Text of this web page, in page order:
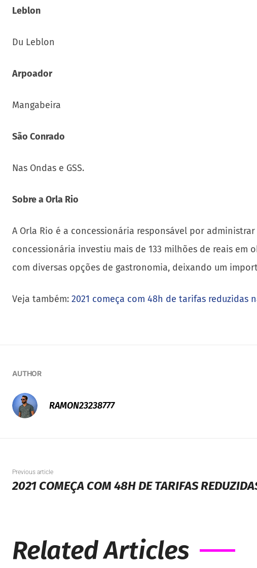
Leblon
Du Leblon
Arpoador
Mangabeira
São Conrado
Nas Ondas e GSS.
Sobre a Orla Rio
A Orla Rio é a concessionária responsável por
concessionária investiu mais de 133 milhões de reais
com diversas opções de gastronomia, deixando um
Veja também: 2021 começa com 48h de tarifas reduzidas
AUTHOR
RAMON23238777
Previous article
2021 COMEÇA COM 48H DE TARIFAS
Related Articles